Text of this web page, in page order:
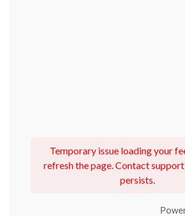
Temporary issue loading your
refresh the page. Contact
persists.